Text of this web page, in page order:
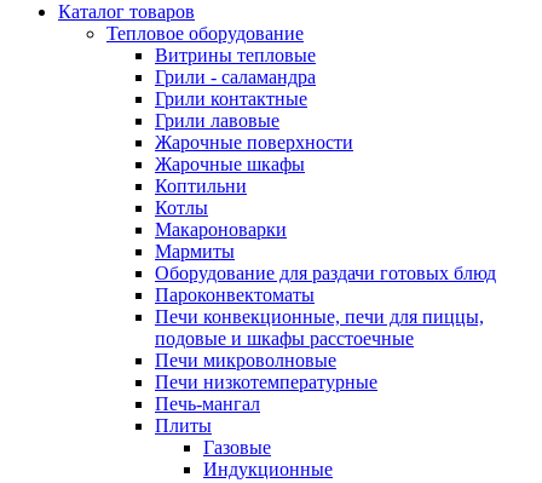
Каталог товаров
Тепловое оборудование
Витрины тепловые
Грили - саламандра
Грили контактные
Грили лавовые
Жарочные поверхности
Жарочные шкафы
Коптильни
Котлы
Макароноварки
Мармиты
Оборудование для раздачи готовых блюд
Пароконвектоматы
Печи конвекционные, печи для пиццы,
подовые и шкафы расстоечные
Печи микроволновые
Печи низкотемпературные
Печь-мангал
Плиты
Газовые
Индукционные